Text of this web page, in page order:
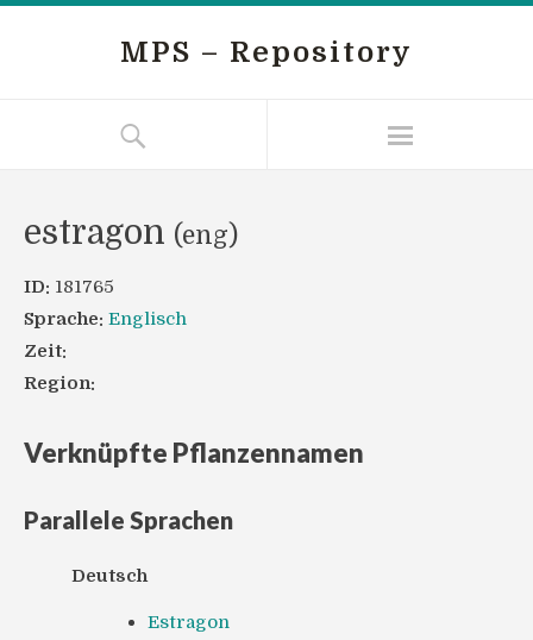
MPS – Repository
estragon (eng)
ID: 181765
Sprache: Englisch
Zeit:
Region:
Verknüpfte Pflanzennamen
Parallele Sprachen
Deutsch
Estragon